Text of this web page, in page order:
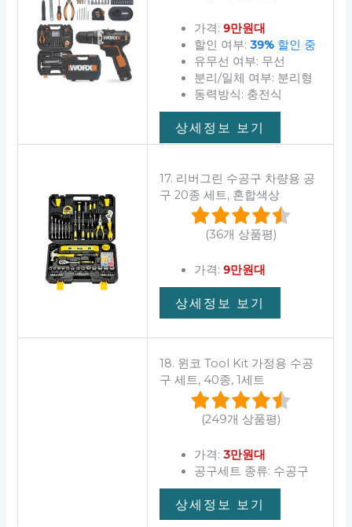
가격: 9만원대
할인 여부: 39%할인 중
유무선 여부: 무선
분리/일체 여부: 분리형
동력방식: 충전식
상세정보 보기
17. 리버그린 수공구 차량용 공
구 20종 세트, 혼합색상
(36개 상품평)
가격: 9만원대
상세정보 보기
18. 윈코 Tool Kit 가정용 수공
구 세트, 40종, 1세트
(249개 상품평)
가격: 3만원대
공구세트 종류: 수공구
상세정보 보기